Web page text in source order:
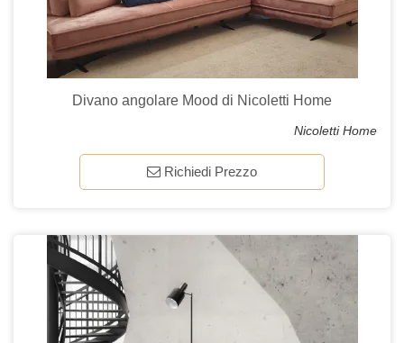
Divano angolare Mood di Nicoletti Home
Nicoletti Home
Richiedi Prezzo